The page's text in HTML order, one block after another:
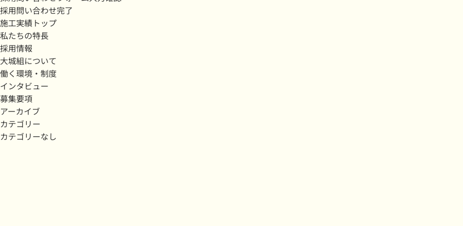
採用問い合わせ完了
施工実績トップ
私たちの特長
採用情報
大城組について
働く環境・制度
インタビュー
募集要項
アーカイブ
カテゴリー
カテゴリーなし